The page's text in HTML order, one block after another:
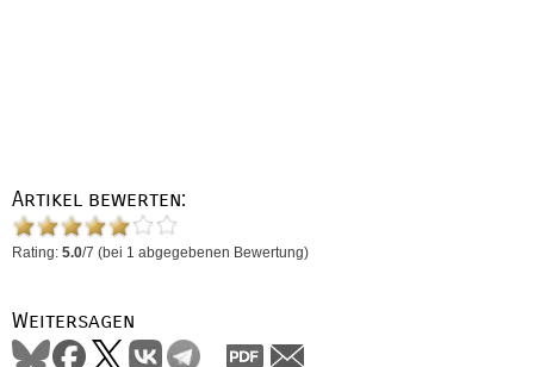
Artikel bewerten:
Rating: 5.0/7 (bei 1 abgegebenen Bewertung)
Weitersagen